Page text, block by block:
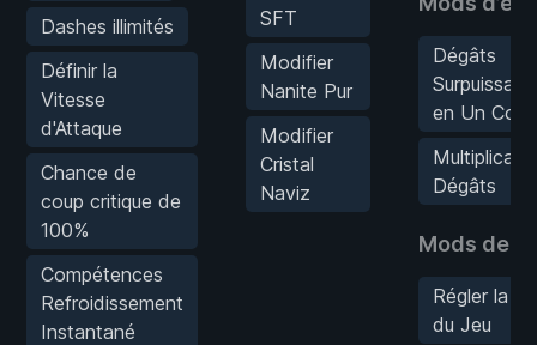
Dashes illimités
Définir la
Vitesse
d'Attaque
Chance de
coup critique de
100%
Compétences
Refroidissement
Instantané
SFT
Modifier
Nanite Pur
Modifier
Cristal
Naviz
Dégâts
en Un Coup
Dégâts
Mods de
Régler la
du Jeu